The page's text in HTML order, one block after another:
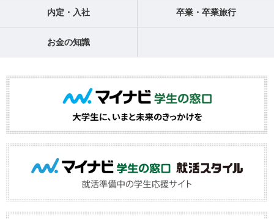
内定・入社 卒業・卒業旅行
お金の知識